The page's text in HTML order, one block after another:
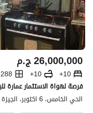
ج.م26,000,000
10+
10+
288 متر مربع
الحي الخامس، 6 اكتوبر، الجيزة